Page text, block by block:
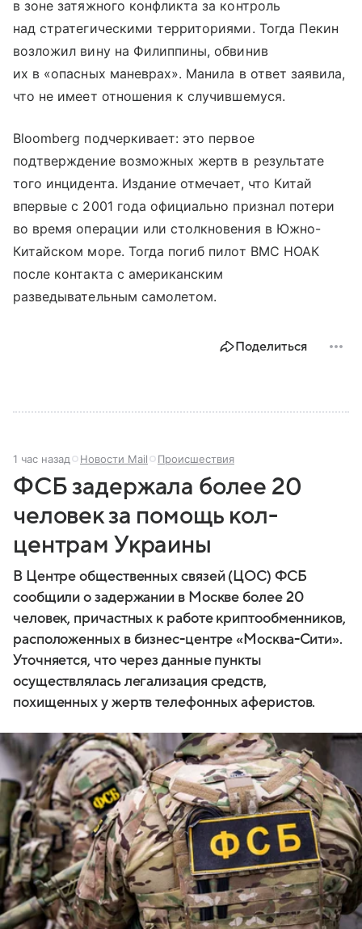
в зоне затяжного конфликта за контроль
над стратегическими территориями. Тогда Пекин
возложил вину на Филиппины, обвинив
их в «опасных маневрах». Манила в ответ заявила,
что не имеет отношения к случившемуся.
Bloomberg подчеркивает: это первое
подтверждение возможных жертв в результате
того инцидента. Издание отмечает, что Китай
впервые с 2001 года официально признал потери
во время операции или столкновения в Южно-
Китайском море. Тогда погиб пилот ВМС НОАК
после контакта с американским
разведывательным самолетом.
Поделиться
1 час назад Новости Mail Происшествия
ФСБ задержала более 20
человек за помощь кол-
центрам Украины
В Центре общественных связей (ЦОС) ФСБ
сообщили о задержании в Москве более 20
человек, причастных к работе криптообменников,
расположенных в бизнес-центре «Москва-Сити».
Уточняется, что через данные пункты
осуществлялась легализация средств,
похищенных у жертв телефонных аферистов.